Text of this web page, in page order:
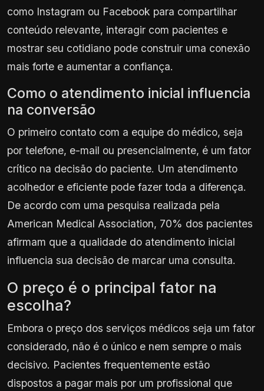
como Instagram ou Facebook para compartilhar
conteúdo relevante, interagir com pacientes e
mostrar seu cotidiano pode construir uma conexão
mais forte e aumentar a confiança.
Como o atendimento inicial influencia
na conversão
O primeiro contato com a equipe do médico, seja
por telefone, e-mail ou presencialmente, é um fator
crítico na decisão do paciente. Um atendimento
acolhedor e eficiente pode fazer toda a diferença.
De acordo com uma pesquisa realizada pela
American Medical Association, 70% dos pacientes
afirmam que a qualidade do atendimento inicial
influencia sua decisão de marcar uma consulta.
O preço é o principal fator na
escolha?
Embora o preço dos serviços médicos seja um fator
considerado, não é o único e nem sempre o mais
decisivo. Pacientes frequentemente estão
dispostos a pagar mais por um profissional que